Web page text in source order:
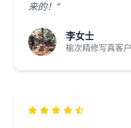
来的！"
李女士
榆次精修写真客户